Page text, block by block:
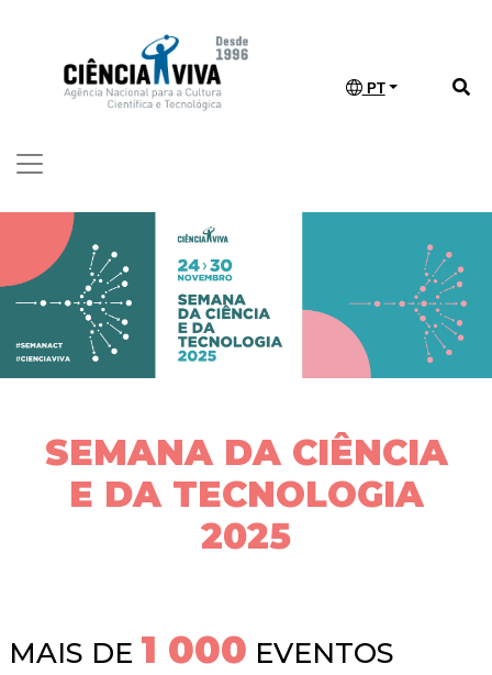
PT
SEMANA DA CIÊNCIA
E DA TECNOLOGIA
2025
MAIS DE 1 000 EVENTOS